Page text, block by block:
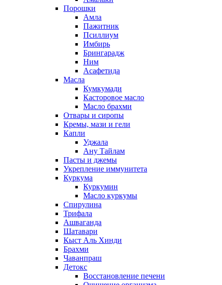
Порошки
Амла
Пажитник
Псиллиум
Имбирь
Брингарадж
Ним
Асафетида
Масла
Кумкумади
Касторовое масло
Масло брахми
Отвары и сиропы
Кремы, мази и гели
Капли
Уджала
Ану Тайлам
Пасты и джемы
Укрепление иммунитета
Куркума
Куркумин
Масло куркумы
Спирулина
Трифала
Ашваганда
Шатавари
Кыст Аль Хинди
Брахми
Чаванпраш
Детокс
Восстановление печени